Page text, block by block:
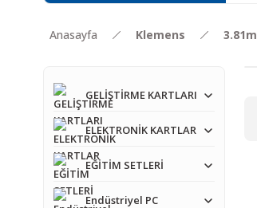
Anasayfa Klemens
GELİŞTİRME KARTLARI
ELEKTRONİK KARTLAR
EĞİTİM SETLERİ
Endüstriyel PC